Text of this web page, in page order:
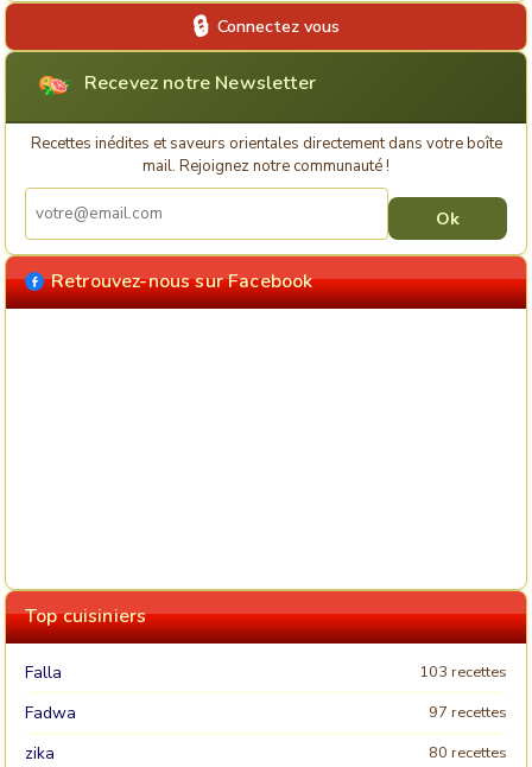
Connectez vous
Recevez notre Newsletter
Recettes inédites et saveurs orientales directement dans votre boîte
mail. Rejoignez notre communauté !
Retrouvez-nous sur Facebook
Top cuisiniers
Falla 103 recettes
Fadwa 97 recettes
zika 80 recettes